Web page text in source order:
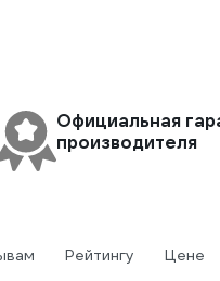
Официальная
производителя
Рейтингу Цене